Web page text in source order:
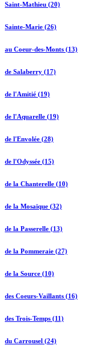
Saint-Mathieu (20)
Sainte-Marie (26)
au Coeur-des-Monts (13)
de Salaberry (17)
de l'Amitié (19)
de l'Aquarelle (19)
de l'Envolée (28)
de l'Odyssée (15)
de la Chanterelle (10)
de la Mosaïque (32)
de la Passerelle (13)
de la Pommeraie (27)
de la Source (10)
des Coeurs-Vaillants (16)
des Trois-Temps (11)
du Carrousel (24)